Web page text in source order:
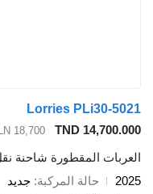
Lorries
TND
PLN 18,700
≈ €4,343
شاحنة نقل السيارات
المركبة جديد